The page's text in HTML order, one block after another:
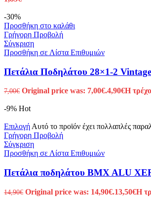
-30%
Προσθήκη στο καλάθι
Γρήγορη Προβολή
Σύγκριση
Προσθήκη σε Λίστα Επιθυμιών
Πετάλια Ποδηλάτου 28×1-2
7,00€ Original price was: 7,00€.4,90€Η
-9% Hot
ΕπιλογήΑυτό το προϊόν έχει πολλαπλές
Γρήγορη Προβολή
Σύγκριση
Προσθήκη σε Λίστα Επιθυμιών
Πετάλια ποδηλάτου BMX ALU
14,90€ Original price was: 14,90€.13,50€Η